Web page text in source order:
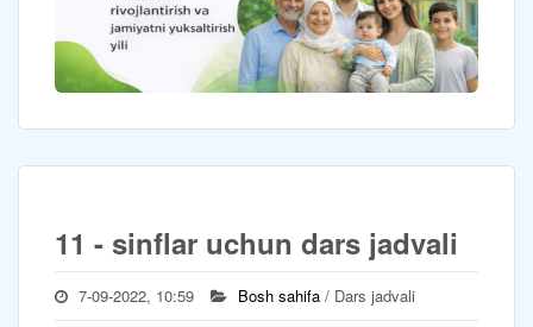
11 - sinflar uchun dars jadvali
7-09-2022, 10:59 Bosh sahifa / Dars jadvali